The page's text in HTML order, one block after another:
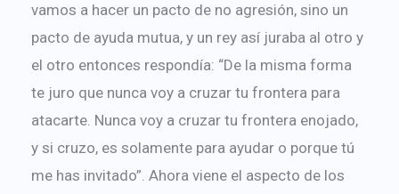
vamos a hacer un pacto de no agresión, sino un
pacto de ayuda mutua, y un rey así juraba al otro y
el otro entonces respondía: “De la misma forma
te juro que nunca voy a cruzar tu frontera para
atacarte. Nunca voy a cruzar tu frontera enojado,
y si cruzo, es solamente para ayudar o porque tú
me has invitado”. Ahora viene el aspecto de los